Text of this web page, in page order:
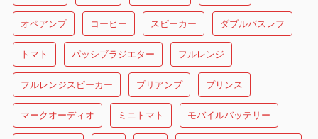
オペアンプ コーヒー スピーカー ダブルバスレフ
トマト パッシブラジエター フルレンジ
フルレンジスピーカー プリアンプ プリンス
マークオーディオ ミニトマト モバイルバッテリー